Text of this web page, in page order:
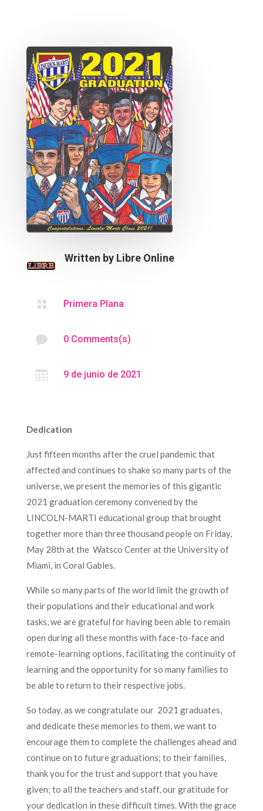
Written by Libre Online
 Primera Plana
 0 Comments(s)
 9 de junio de 2021
Dedication
Just fifteen months after the cruel pandemic that
affected and continues to shake so many parts of the
universe, we present the memories of this gigantic
2021 graduation ceremony convened by the
LINCOLN-MARTI educational group that brought
together more than three thousand people on Friday,
May 28th at the Watsco Center at the University of
Miami, in Coral Gables.
While so many parts of the world limit the growth of
their populations and their educational and work
tasks, we are grateful for having been able to remain
open during all these months with face-to-face and
remote-learning options, facilitating the continuity of
learning and the opportunity for so many families to
be able to return to their respective jobs.
So today, as we congratulate our 2021 graduates,
and dedicate these memories to them, we want to
encourage them to complete the challenges ahead and
continue on to future graduations; to their families,
thank you for the trust and support that you have
given; to all the teachers and staff, our gratitude for
your dedication in these difficult times. With the grace